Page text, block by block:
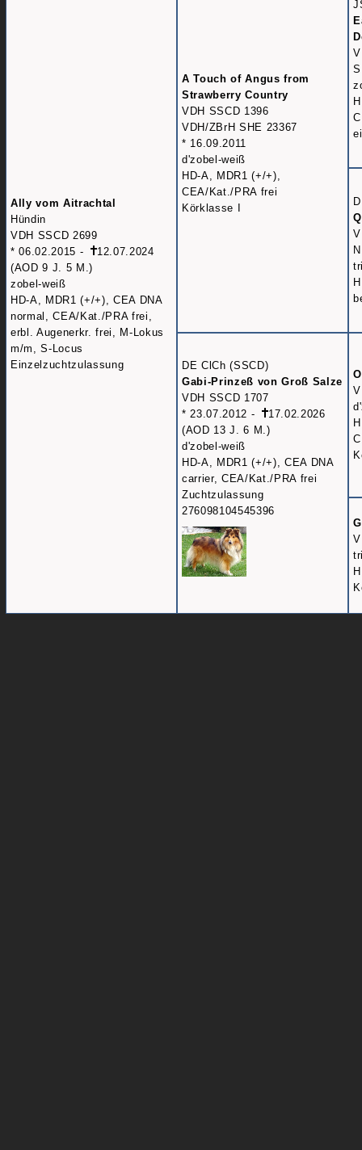
Ally vom Aitrachtal
Hündin
VDH SSCD 2699
* 06.02.2015 -
12.07.2024
(AOD 9 J. 5 M.)
zobel-weiß
HD-A, MDR1 (+/+), CEA DNA
normal, CEA/Kat./PRA frei,
erbl. Augenerkr. frei, M-Lokus
m/m, S-Locus
Einzelzuchtzulassung
A Touch of Angus from
Strawberry Country
VDH SSCD 1396
VDH/ZBrH SHE 23367
* 16.09.2011
d'zobel-weiß
HD-A, MDR1 (+/+),
CEA/Kat./PRA frei
Körklasse I
DE ClCh (SSCD)
Gabi-Prinzeß von Groß Salze
VDH SSCD 1707
* 23.07.2012 -
17.02.2026
(AOD 13 J. 6 M.)
d'zobel-weiß
HD-A, MDR1 (+/+), CEA DNA
carrier, CEA/Kat./PRA frei
Zuchtzulassung
276098104545396